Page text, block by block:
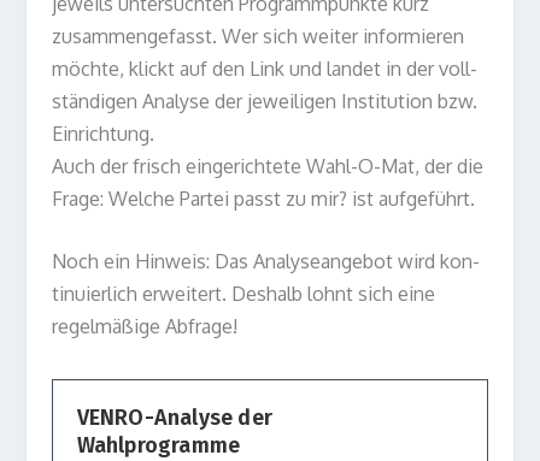
zusam­men­ge­fasst. Wer sich wei­ter infor­mie­ren
möchte, klickt auf den Link und lan­det in der voll­
stän­di­gen Ana­lyse der jewei­li­gen Insti­tu­tion bzw.
Ein­rich­tung.
Auch der frisch ein­ge­rich­tete Wahl-O-Mat, der die
Frage: Wel­che Par­tei passt zu mir? ist aufgeführt.
Noch ein Hin­weis: Das Ana­ly­se­an­ge­bot wird kon­
ti­nu­ier­lich erwei­tert. Des­halb lohnt sich eine
regel­mä­ßige Abfrage!
VENRO-Analyse der
Wahlprogramme